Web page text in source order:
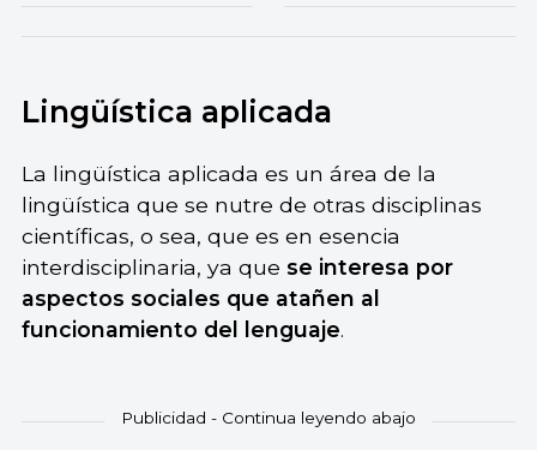
Lingüística aplicada
La lingüística aplicada es un área de la
lingüística que se nutre de otras disciplinas
científicas, o sea, que es en esencia
interdisciplinaria, ya que se interesa por
aspectos sociales que atañen al
funcionamiento del lenguaje.